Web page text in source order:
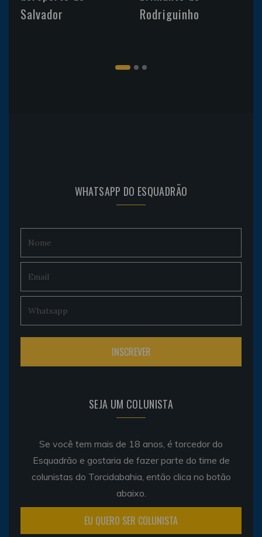
Salvador
Rodriguinho
WHATSAPP DO ESQUADRÃO
SEJA UM COLUNISTA
Se você tem mais de 18 anos, é torcedor do
Esquadrão e gostaria de fazer parte do time de
colunistas do Torcidabahia, então clica no botão
abaixo.
EU QUERO SER COLUNISTA